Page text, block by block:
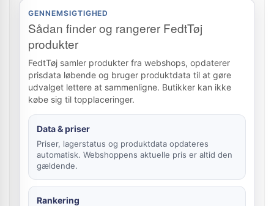
GENNEMSIGTIGHED
Sådan finder og rangerer FedtTøj
produkter
FedtTøj samler produkter fra webshops, opdaterer
prisdata løbende og bruger produktdata til at gøre
udvalget lettere at sammenligne. Butikker kan ikke
købe sig til topplaceringer.
Data & priser
Priser, lagerstatus og produktdata opdateres
automatisk. Webshoppens aktuelle pris er altid den
gældende.
Rankering